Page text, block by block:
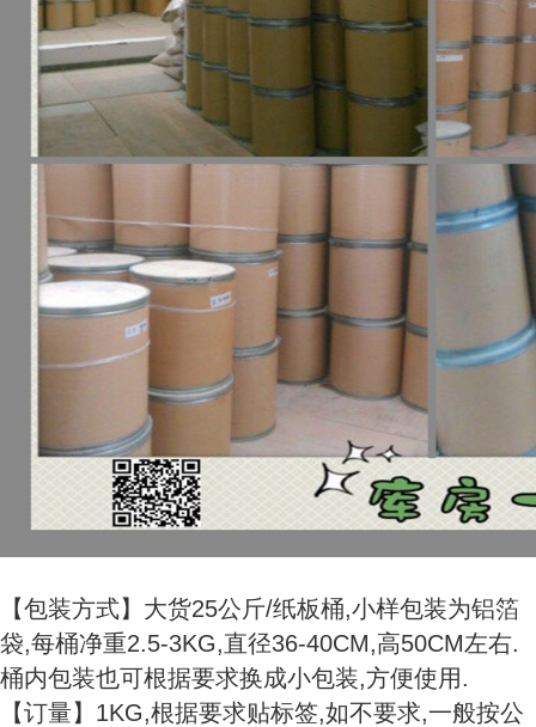
【包装方式】大货25公斤/纸板桶,小样包装为铝箔
袋,每桶净重2.5-3KG,直径36-40CM,高50CM左右.
桶内包装也可根据要求换成小包装,方便使用.
【订量】1KG,根据要求贴标签,如不要求,一般按公